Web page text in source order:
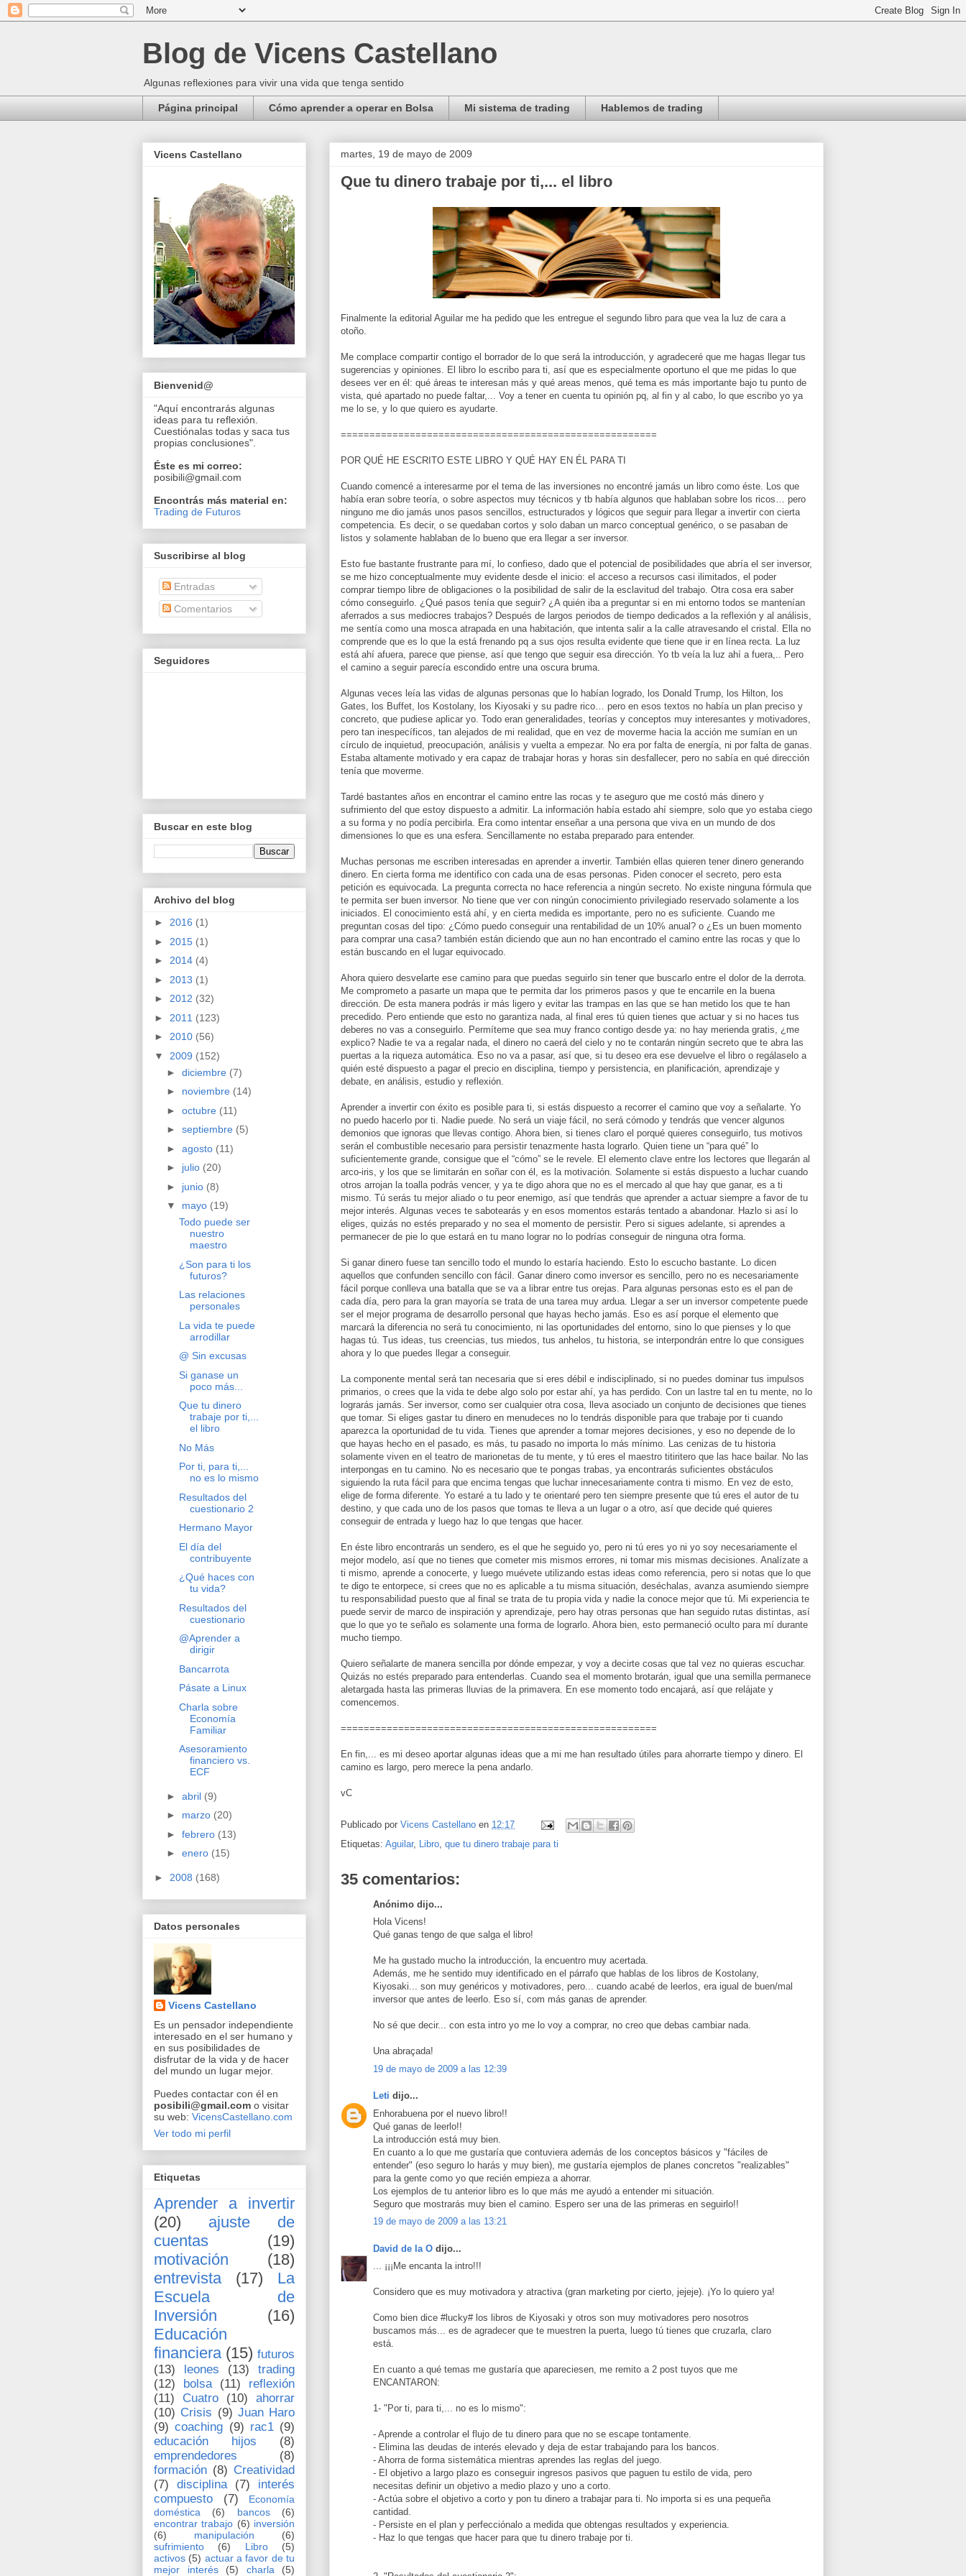
Blog de Vicens Castellano
Algunas reflexiones para vivir una vida que tenga sentido
Página principal Cómo aprender a operar en Bolsa Mi sistema de trading Hablemos de trading
martes, 19 de mayo de 2009
Que tu dinero trabaje por ti,... el libro
Finalmente la editorial Aguilar me ha pedido que les entregue el segundo libro para que vea la luz de cara a
otoño.
Me complace compartir contigo el borrador de lo que será la introducción, y agradeceré que me hagas llegar tus
sugerencias y opiniones. El libro lo escribo para ti, así que es especialmente oportuno el que me pidas lo que
desees ver en él: qué áreas te interesan más y qué areas menos, qué tema es más importante bajo tu punto de
vista, qué apartado no puede faltar,... Voy a tener en cuenta tu opinión pq, al fin y al cabo, lo que escribo yo ya
me lo se, y lo que quiero es ayudarte.
=======================================================
POR QUÉ HE ESCRITO ESTE LIBRO Y QUÉ HAY EN ÉL PARA TI
Cuando comencé a interesarme por el tema de las inversiones no encontré jamás un libro como éste. Los que
había eran sobre teoría, o sobre aspectos muy técnicos y tb había algunos que hablaban sobre los ricos… pero
ninguno me dio jamás unos pasos sencillos, estructurados y lógicos que seguir para llegar a invertir con cierta
competencia. Es decir, o se quedaban cortos y solo daban un marco conceptual genérico, o se pasaban de
listos y solamente hablaban de lo bueno que era llegar a ser inversor.
Esto fue bastante frustrante para mí, lo confieso, dado que el potencial de posibilidades que abría el ser inversor,
se me hizo conceptualmente muy evidente desde el inicio: el acceso a recursos casi ilimitados, el poder
comprar tiempo libre de obligaciones o la posibilidad de salir de la esclavitud del trabajo. Otra cosa era saber
cómo conseguirlo. ¿Qué pasos tenía que seguir? ¿A quién iba a preguntar si en mi entorno todos se mantenían
aferrados a sus mediocres trabajos? Después de largos periodos de tiempo dedicados a la reflexión y al análisis,
me sentía como una mosca atrapada en una habitación, que intenta salir a la calle atravesando el cristal. Ella no
comprende que es lo que la está frenando pq a sus ojos resulta evidente que tiene que ir en línea recta. La luz
está ahí afuera, parece que piense, así que tengo que seguir esa dirección. Yo tb veía la luz ahí a fuera,.. Pero
el camino a seguir parecía escondido entre una oscura bruma.
Algunas veces leía las vidas de algunas personas que lo habían logrado, los Donald Trump, los Hilton, los
Gates, los Buffet, los Kostolany, los Kiyosaki y su padre rico… pero en esos textos no había un plan preciso y
concreto, que pudiese aplicar yo. Todo eran generalidades, teorías y conceptos muy interesantes y motivadores,
pero tan inespecíficos, tan alejados de mi realidad, que en vez de moverme hacia la acción me sumían en un
círculo de inquietud, preocupación, análisis y vuelta a empezar. No era por falta de energía, ni por falta de ganas.
Estaba altamente motivado y era capaz de trabajar horas y horas sin desfallecer, pero no sabía en qué dirección
tenía que moverme.
Tardé bastantes años en encontrar el camino entre las rocas y te aseguro que me costó más dinero y
sufrimiento del que estoy dispuesto a admitir. La información había estado ahí siempre, solo que yo estaba ciego
a su forma y no podía percibirla. Era como intentar enseñar a una persona que viva en un mundo de dos
dimensiones lo que es una esfera. Sencillamente no estaba preparado para entender.
Muchas personas me escriben interesadas en aprender a invertir. También ellas quieren tener dinero generando
dinero. En cierta forma me identifico con cada una de esas personas. Piden conocer el secreto, pero esta
petición es equivocada. La pregunta correcta no hace referencia a ningún secreto. No existe ninguna fórmula que
te permita ser buen inversor. No tiene que ver con ningún conocimiento privilegiado reservado solamente a los
iniciados. El conocimiento está ahí, y en cierta medida es importante, pero no es suficiente. Cuando me
preguntan cosas del tipo: ¿Cómo puedo conseguir una rentabilidad de un 10% anual? o ¿Es un buen momento
para comprar una casa? también están diciendo que aun no han encontrado el camino entre las rocas y que lo
están buscando en el lugar equivocado.
Ahora quiero desvelarte ese camino para que puedas seguirlo sin tener que buscarlo entre el dolor de la derrota.
Me comprometo a pasarte un mapa que te permita dar los primeros pasos y que te encarrile en la buena
dirección. De esta manera podrás ir más ligero y evitar las trampas en las que se han metido los que te han
precedido. Pero entiende que esto no garantiza nada, al final eres tú quien tienes que actuar y si no haces tus
deberes no vas a conseguirlo. Permíteme que sea muy franco contigo desde ya: no hay merienda gratis, ¿me
explico? Nadie te va a regalar nada, el dinero no caerá del cielo y no te contarán ningún secreto que te abra las
puertas a la riqueza automática. Eso no va a pasar, así que, si tu deseo era ese devuelve el libro o regálaselo a
quién esté dispuesto a pagar el precio en disciplina, tiempo y persistencia, en planificación, aprendizaje y
debate, en análisis, estudio y reflexión.
Aprender a invertir con éxito es posible para ti, si estás dispuesto a recorrer el camino que voy a señalarte. Yo
no puedo hacerlo por ti. Nadie puede. No será un viaje fácil, no será cómodo y tendrás que vencer algunos
demonios que ignoras que llevas contigo. Ahora bien, si tienes claro el porqué quieres conseguirlo, tus motivos
serán el combustible necesario para persistir tenazmente hasta lograrlo. Quien tiene un “para qué” lo
suficientemente grande, consigue que el “cómo” se le revele. El elemento clave entre los lectores que llegarán al
arco-iris, y los que se limitarán en soñar con él, es la motivación. Solamente si estás dispuesto a luchar cuando
otros arrojan la toalla podrás vencer, y ya te digo ahora que no es el mercado al que hay que ganar, es a ti
mismo. Tú serás tu mejor aliado o tu peor enemigo, así que tendrás que aprender a actuar siempre a favor de tu
mejor interés. Algunas veces te sabotearás y en esos momentos estarás tentado a abandonar. Hazlo si así lo
eliges, quizás no estés preparado y no sea el momento de persistir. Pero si sigues adelante, si aprendes a
permanecer de pie lo que estará en tu mano lograr no lo podrías conseguir de ninguna otra forma.
Si ganar dinero fuese tan sencillo todo el mundo lo estaría haciendo. Esto lo escucho bastante. Lo dicen
aquellos que confunden sencillo con fácil. Ganar dinero como inversor es sencillo, pero no es necesariamente
fácil porque conlleva una batalla que se va a librar entre tus orejas. Para algunas personas esto es el pan de
cada día, pero para la gran mayoría se trata de una tarea muy ardua. Llegar a ser un inversor competente puede
ser el mejor programa de desarrollo personal que hayas hecho jamás. Eso es así porque el elemento que
marcará la diferencia no será tu conocimiento, ni las oportunidades del entorno, sino lo que pienses y lo que
hagas tú. Tus ideas, tus creencias, tus miedos, tus anhelos, tu historia, se interpondrán entre lo que consigues
ahora y lo que puedes llegar a conseguir.
La componente mental será tan necesaria que si eres débil e indisciplinado, si no puedes dominar tus impulsos
primarios, o crees que la vida te debe algo solo por estar ahí, ya has perdido. Con un lastre tal en tu mente, no lo
lograrás jamás. Ser inversor, como ser cualquier otra cosa, lleva asociado un conjunto de decisiones que tienes
que tomar. Si eliges gastar tu dinero en menudeces no lo tendrás disponible para que trabaje por ti cuando
aparezca la oportunidad de tu vida. Tienes que aprender a tomar mejores decisiones, y eso no depende de lo
que hayas hecho en el pasado, es más, tu pasado no importa lo más mínimo. Las cenizas de tu historia
solamente viven en el teatro de marionetas de tu mente, y tú eres el maestro titiritero que las hace bailar. No las
interpongas en tu camino. No es necesario que te pongas trabas, ya encontrarás suficientes obstáculos
siguiendo la ruta fácil para que encima tengas que luchar innecesariamente contra ti mismo. En vez de esto,
elige de forma diferente. Yo estaré a tu lado y te orientaré pero ten siempre presente que tú eres el autor de tu
destino, y que cada uno de los pasos que tomas te lleva a un lugar o a otro, así que decide qué quieres
conseguir de entrada y luego haz lo que tengas que hacer.
En éste libro encontrarás un sendero, es el que he seguido yo, pero ni tú eres yo ni yo soy necesariamente el
mejor modelo, así que no tienes que cometer mis mismos errores, ni tomar mis mismas decisiones. Analízate a
ti mismo, aprende a conocerte, y luego muévete utilizando estas ideas como referencia, pero si notas que lo que
te digo te entorpece, si crees que no es aplicable a tu misma situación, deséchalas, avanza asumiendo siempre
tu responsabilidad puesto que al final se trata de tu propia vida y nadie la conoce mejor que tú. Mi experiencia te
puede servir de marco de inspiración y aprendizaje, pero hay otras personas que han seguido rutas distintas, así
que lo que yo te señalo es solamente una forma de lograrlo. Ahora bien, esto permaneció oculto para mí durante
mucho tiempo.
Quiero señalarte de manera sencilla por dónde empezar, y voy a decirte cosas que tal vez no quieras escuchar.
Quizás no estés preparado para entenderlas. Cuando sea el momento brotarán, igual que una semilla permanece
aletargada hasta las primeras lluvias de la primavera. En ese momento todo encajará, así que relájate y
comencemos.
=======================================================
En fin,... es mi deseo aportar algunas ideas que a mi me han resultado útiles para ahorrarte tiempo y dinero. El
camino es largo, pero merece la pena andarlo.
vC
Publicado por Vicens Castellano en 12:17
Etiquetas: Aguilar, Libro que tu dinero trabaje para ti
35 comentarios:
Anónimo dijo...
Hola Vicens!
Qué ganas tengo de que salga el libro!
Me ha gustado mucho la introducción, la encuentro muy acertada.
Además, me he sentido muy identificado en el párrafo que hablas de los libros de Kostolany,
Kiyosaki... son muy genéricos y motivadores, pero... cuando acabé de leerlos, era igual de buen/mal
inversor que antes de leerlo. Eso sí, com más ganas de aprender.
No sé que decir... con esta intro yo me lo voy a comprar, no creo que debas cambiar nada.
Una abraçada!
19 de mayo de 2009 a las 12:39
Leti dijo...
Enhorabuena por el nuevo libro!!
Qué ganas de leerlo!!
La introducción está muy bien.
En cuanto a lo que me gustaría que contuviera además de los conceptos básicos y "fáciles de
entender" (eso seguro lo harás y muy bien), me gustaría ejemplos de planes concretos "realizables"
para la gente como yo que recién empieza a ahorrar.
Los ejemplos de tu anterior libro es lo que más me ayudó a entender mi situación.
Seguro que mostrarás muy bien el camino. Espero ser una de las primeras en seguirlo!!
19 de mayo de 2009 a las 13:21
David de la O dijo...
... ¡¡¡Me encanta la intro!!!
Considero que es muy motivadora y atractiva (gran marketing por cierto, jejeje). ¡Yo lo quiero ya!
Como bien dice #lucky# los libros de Kiyosaki y otros son muy motivadores pero nosotros
buscamos más... es de agradecer que te muestren la puerta, luego tú tienes que cruzarla, claro
está.
En cuanto a qué temas me gustaría que apareciesen, me remito a 2 post tuyos que me
ENCANTARON:
1- "Por ti, para ti,... no es lo mismo":
- Aprende a controlar el flujo de tu dinero para que no se escape tontamente.
- Elimina las deudas de interés elevado y deja de estar trabajando para los bancos.
- Ahorra de forma sistemática mientras aprendes las reglas del juego.
- El objetivo a largo plazo es conseguir ingresos pasivos que paguen tu estilo de vida, pero
necesitas definir un objetivo a medio plazo y uno a corto.
- Actúa sobre el objetivo a corto y pon tu dinero a trabajar para ti. No importa si es una pequeña
cantidad.
- Persiste en el plan y perfecciónalo a medida que obtengas resultados y experiencia.
- Haz lo que tengas que hacer para que tu dinero trabaje por ti.
Vicens Castellano
Bienvenid@
"Aquí encontrarás algunas
ideas para tu reflexión.
Cuestiónalas todas y saca tus
propias conclusiones".
Éste es mi correo:
posibili@gmail.com
Encontrás más material en:
Trading de Futuros
Suscribirse al blog
Entradas
Comentarios
Seguidores
Buscar en este blog
Archivo del blog
► 2016 (1)
► 2015 (1)
► 2014 (4)
► 2013 (1)
► 2012 (32)
► 2011 (123)
► 2010 (56)
▼ 2009 (152)
► diciembre (7)
► noviembre (14)
► octubre (11)
► septiembre (5)
► agosto (11)
► julio (20)
► junio (8)
▼ mayo (19)
Todo puede ser
nuestro
maestro
¿Son para ti los
futuros?
Las relaciones
personales
La vida te puede
arrodillar
@ Sin excusas
Si ganase un
poco más...
Que tu dinero
trabaje por ti,...
el libro
No Más
Por ti, para ti,...
no es lo mismo
Resultados del
cuestionario 2
Hermano Mayor
El día del
contribuyente
¿Qué haces con
tu vida?
Resultados del
cuestionario
@Aprender a
dirigir
Bancarrota
Pásate a Linux
Charla sobre
Economía
Familiar
Asesoramiento
financiero vs.
ECF
► abril (9)
► marzo (20)
► febrero (13)
► enero (15)
► 2008 (168)
Datos personales
Vicens Castellano
Es un pensador independiente
interesado en el ser humano y
en sus posibilidades de
disfrutar de la vida y de hacer
del mundo un lugar mejor.
Puedes contactar con él en
posibili@gmail.com o visitar
su web: VicensCastellano.com
Ver todo mi perfil
Etiquetas
Aprender a invertir
(20)
ajuste de
cuentas
(19)
motivación
(18)
entrevista
(17)
La
Escuela de
Inversión
(16)
Educación
financiera (15) futuros
(13)
leones (13)
trading
(12)
bolsa (11)
reflexión
(11)
Cuatro (10)
ahorrar
(10) Crisis (9) Juan Haro
(9) coaching (9) rac1 (9)
educación hijos
(8)
emprendedores
(8)
formación (8) Creatividad
(7)
disciplina (7)
interés
compuesto
(7)
Economía
doméstica
(6) bancos
(6)
encontrar trabajo (6) inversión
(6)
manipulación
(6)
sufrimiento
(6) Libro
(5)
activos (5) actuar a favor de tu
mejor interés
(5) charla
(5)